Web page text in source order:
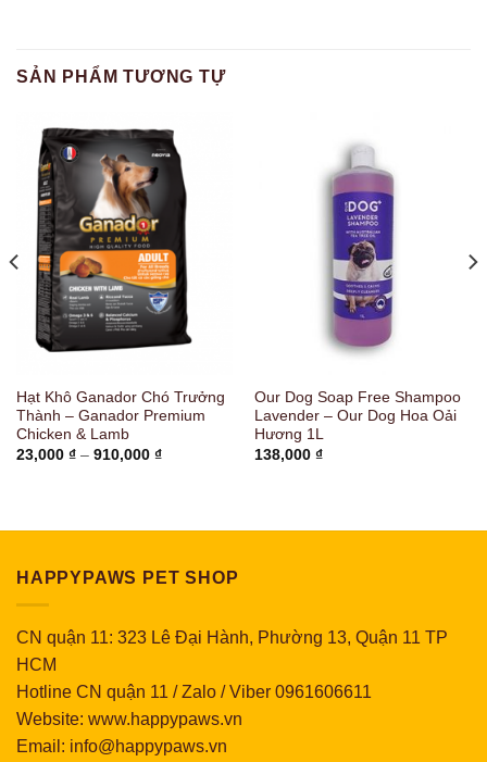
SẢN PHẨM TƯƠNG TỰ
Hạt Khô Ganador Chó Trưởng
Thành – Ganador Premium
Chicken & Lamb
23,000 ₫ – 910,000 ₫Khoảng
Our Dog Soap Free Shampoo
Lavender – Our Dog Hoa Oải
Hương 1L
138,000 ₫
HAPPYPAWS PET SHOP
CN quận 11: 323 Lê Đại Hành, Phường 13, Quận 11 TP
HCM
Hotline CN quận 11 / Zalo / Viber 0961606611
Website: www.happypaws.vn
Email: info@happypaws.vn